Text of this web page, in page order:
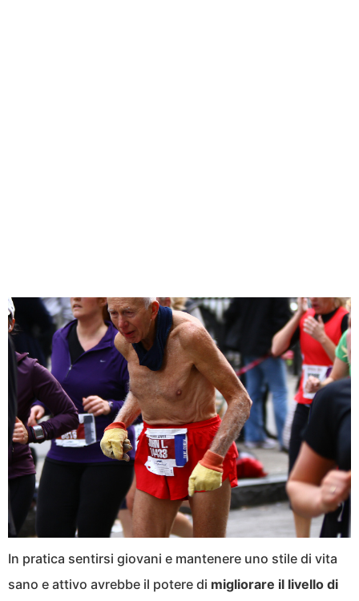
In pratica sentirsi giovani e mantenere uno stile di vita
sano e attivo avrebbe il potere di migliorare il livello di